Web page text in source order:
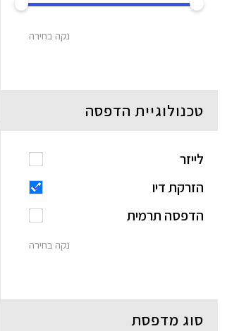
נקה בחירה
טכנולוגיית הדפסה
לייזר
הזרקת דיו
הדפסה תרמית
נקה בחירה
סוג מדפסת